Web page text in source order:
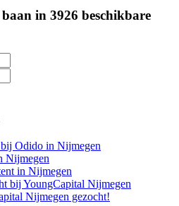
in 3926 beschikbare
Odido in Nijmegen
Nijmegen
in Nijmegen
bij YoungCapital Nijmegen
Nijmegen gezocht!